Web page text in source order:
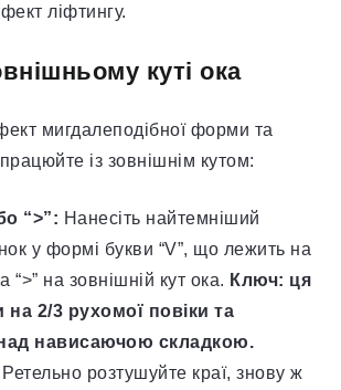
ліфтингу.
куті ока
мигдалеподібної форми та
із зовнішнім кутом:
“>”: Нанесіть найтемніший
у формі букви “V”, що лежить на
“>” на зовнішній кут ока. Ключ: ця
на 2/3 рухомої повіки та
над нависаючою складкою.
Ретельно розтушуйте краї, знову ж